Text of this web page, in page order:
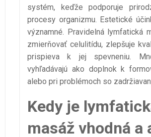
systém, keďže podporuje
procesy organizmu. Estetické
významné. Pravidelná lymfatická
zmierňovať celulitídu, zlepšuje
prispieva k jej spevneniu.
vyhľadávajú ako doplnok k
alebo pri problémoch so
Kedy je
masáž vhodná a